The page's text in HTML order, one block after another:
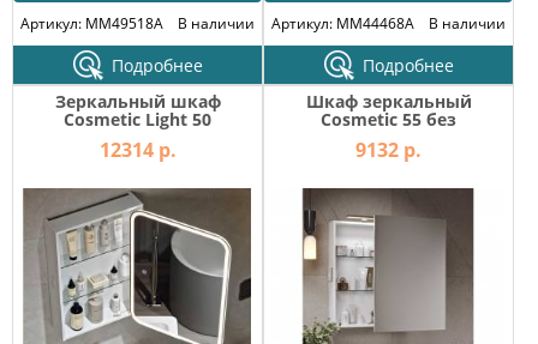
Артикул: MM49518A
В наличии
Подробнее
Артикул: MM44468A
В наличии
Подробнее
Зеркальный шкаф
Cosmetic Light 50
12314 р.
Шкаф зеркальный
Cosmetic 55 без
светильника
9132 р.